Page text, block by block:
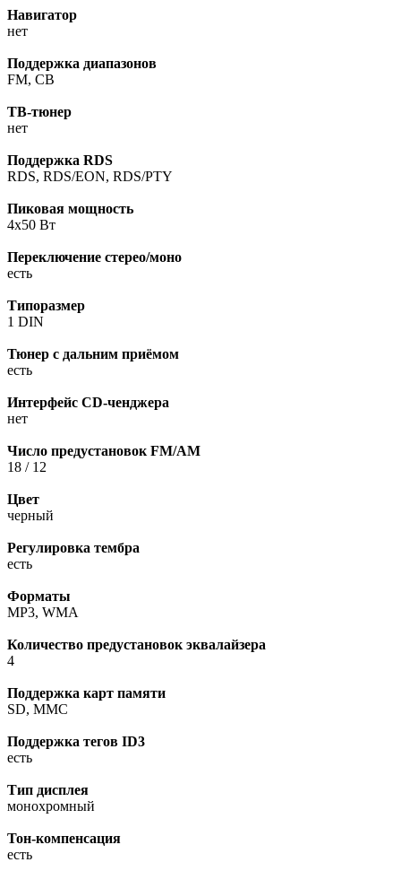
Навигатор
нет
Поддержка диапазонов
FM, СВ
ТВ-тюнер
нет
Поддержка RDS
RDS, RDS/EON, RDS/PTY
Пиковая мощность
4x50 Вт
Переключение стерео/моно
есть
Типоразмер
1 DIN
Тюнер с дальним приёмом
есть
Интерфейс CD-ченджера
нет
Число предустановок FM/AM
18 / 12
Цвет
черный
Регулировка тембра
есть
Форматы
MP3, WMA
Количество предустановок эквалайзера
4
Поддержка карт памяти
SD, MMC
Поддержка тегов ID3
есть
Тип дисплея
монохромный
Тон-компенсация
есть